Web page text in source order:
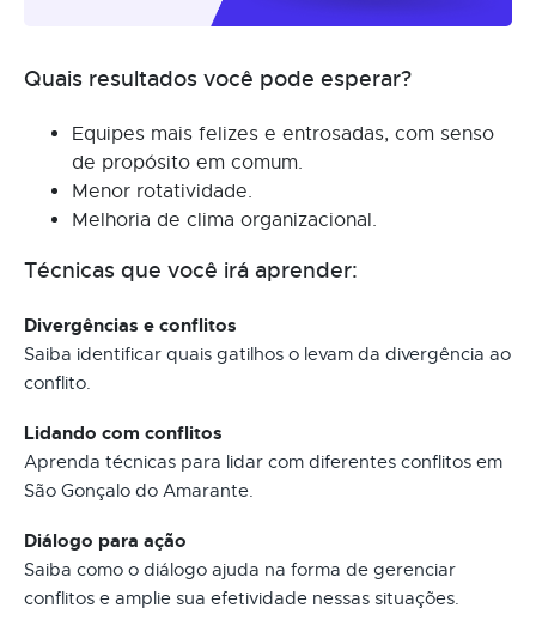
Quais resultados você pode esperar?
Equipes mais felizes e entrosadas, com senso
de propósito em comum.
Menor rotatividade.
Melhoria de clima organizacional.
Técnicas que você irá aprender:
Divergências e conflitos
Saiba identificar quais gatilhos o levam da divergência ao
conflito.
Lidando com conflitos
Aprenda técnicas para lidar com diferentes conflitos em
São Gonçalo do Amarante.
Diálogo para ação
Saiba como o diálogo ajuda na forma de gerenciar
conflitos e amplie sua efetividade nessas situações.